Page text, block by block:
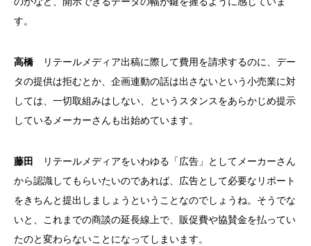
す。
高橋 リテールメディア出稿に際して費用を請求するのに、デー
タの提供は拒むとか、企画連動の話は出さないという小売業に対
しては、一切取組みはしない、というスタンスをあらかじめ提示
しているメーカーさんも出始めています。
藤田
リテールメディアをいわゆる「広告」としてメーカーさん
から認識してもらいたいのであれば、広告として必要なリポート
をきちんと提出しましょうということなのでしょうね。そうでな
いと、これまでの商談の延長線上で、販促費や協賛金を払ってい
たのと変わらないことになってしまいます。